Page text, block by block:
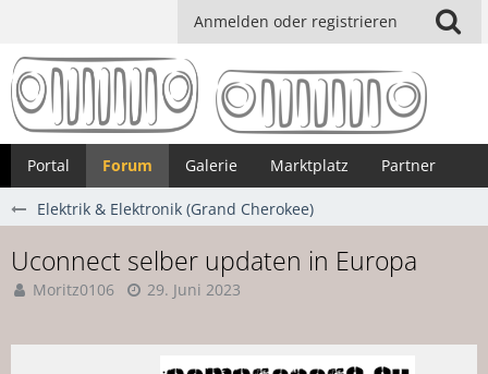
Anmelden oder registrieren
Portal Forum Galerie Marktplatz Partner
Elektrik & Elektronik (Grand Cherokee)
Uconnect selber updaten in Europa
Moritz0106 29. Juni 2023